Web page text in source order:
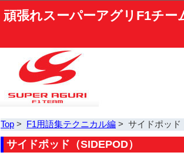
頑張れスーパーアグリF1チー
Top > F1用語集テクニカル編 > サイドポッド
サイドポッド（SIDEPOD）